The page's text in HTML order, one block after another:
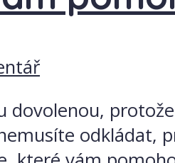
dovolenou,
odkládat,